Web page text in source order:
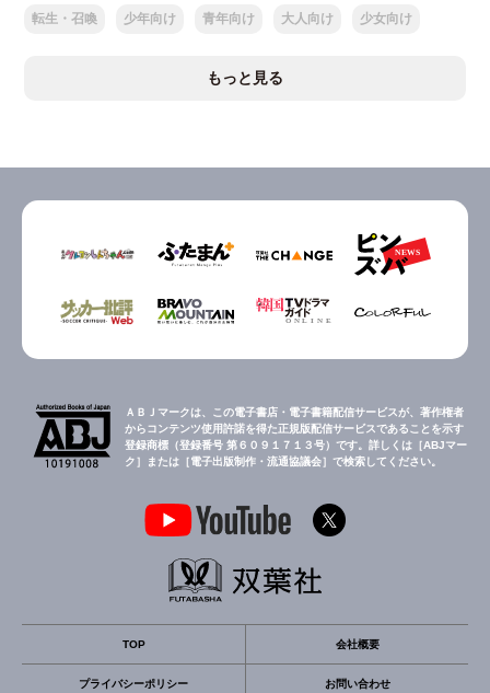
転生・召喚 少年向け 青年向け 大人向け 少女向け
もっと見る
ＡＢＪマークは、この電子書店・電子書籍配信サービスが、著作権者
からコンテンツ使用許諾を得た正規版配信サービスであることを示す
登録商標（登録番号 第６０９１７１３号）です。詳しくは［ABJマー
ク］または［電子出版制作・流通協議会］で検索してください。
TOP 会社概要
プライバシーポリシー お問い合わせ